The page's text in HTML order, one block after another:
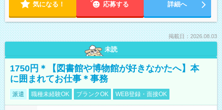
気になる！ 応募する 詳細へ
掲載日：2026.08.03
未読
1750円＊【図書館や博物館が好きなかたへ】本
に囲まれてお仕事＊事務
派遣 職種未経験OK ブランクOK WEB登録・面接OK